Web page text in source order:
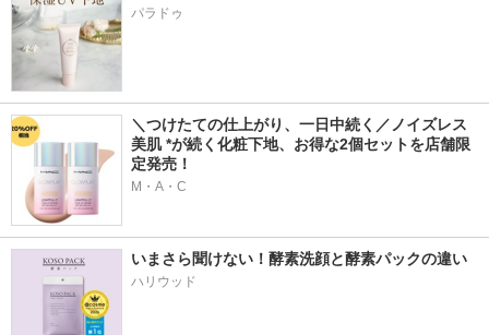
パラドゥ
＼つけたての仕上がり、一日中続く／ノイズレス
美肌 *が続く化粧下地、お得な2個セットを店舗限
定発売！
M・A・C
いまさら聞けない！酵素洗顔と酵素パックの違い
ハリウッド